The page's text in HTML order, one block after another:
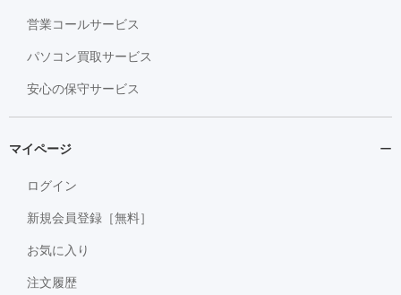
営業コールサービス
パソコン買取サービス
安心の保守サービス
マイページ
ログイン
新規会員登録［無料］
お気に入り
注文履歴